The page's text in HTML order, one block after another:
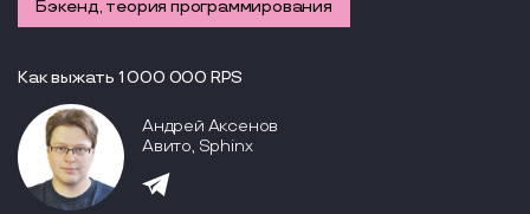
Бэкенд, теория программирования
Как выжать 1 000 000 RPS
Андрей Аксенов
Авито, Sphinx